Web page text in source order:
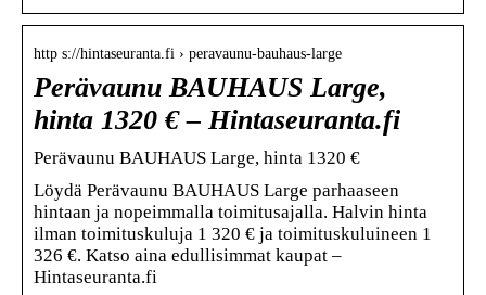
http s://hintaseuranta.fi › peravaunu-bauhaus-large
Perävaunu BAUHAUS Large,
hinta 1320 € – Hintaseuranta.fi
Perävaunu BAUHAUS Large, hinta 1320 €
Löydä Perävaunu BAUHAUS Large parhaaseen
hintaan ja nopeimmalla toimitusajalla. Halvin hinta
ilman toimituskuluja 1 320 € ja toimituskuluineen 1
326 €. Katso aina edullisimmat kaupat –
Hintaseuranta.fi